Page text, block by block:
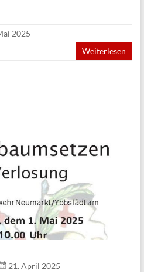
2025
Weiterlesen
21. April 2025